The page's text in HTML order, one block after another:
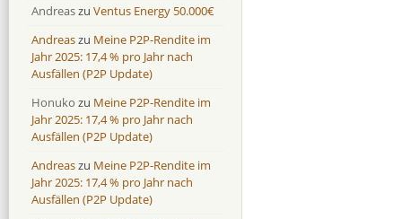
Andreaszu Ventus Energy 50.000€
Andreaszu Meine P2P-Rendite im
Jahr 2025: 17,4 % pro Jahr nach
Ausfällen (P2P Update)
Honuko zu Meine P2P-Rendite im
Jahr 2025: 17,4 % pro Jahr nach
Ausfällen (P2P Update)
Andreaszu Meine P2P-Rendite im
Jahr 2025: 17,4 % pro Jahr nach
Ausfällen (P2P Update)